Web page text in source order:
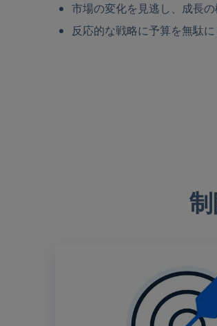
市場の変化を見逃し、成長
反応的な戦略に予算を無駄